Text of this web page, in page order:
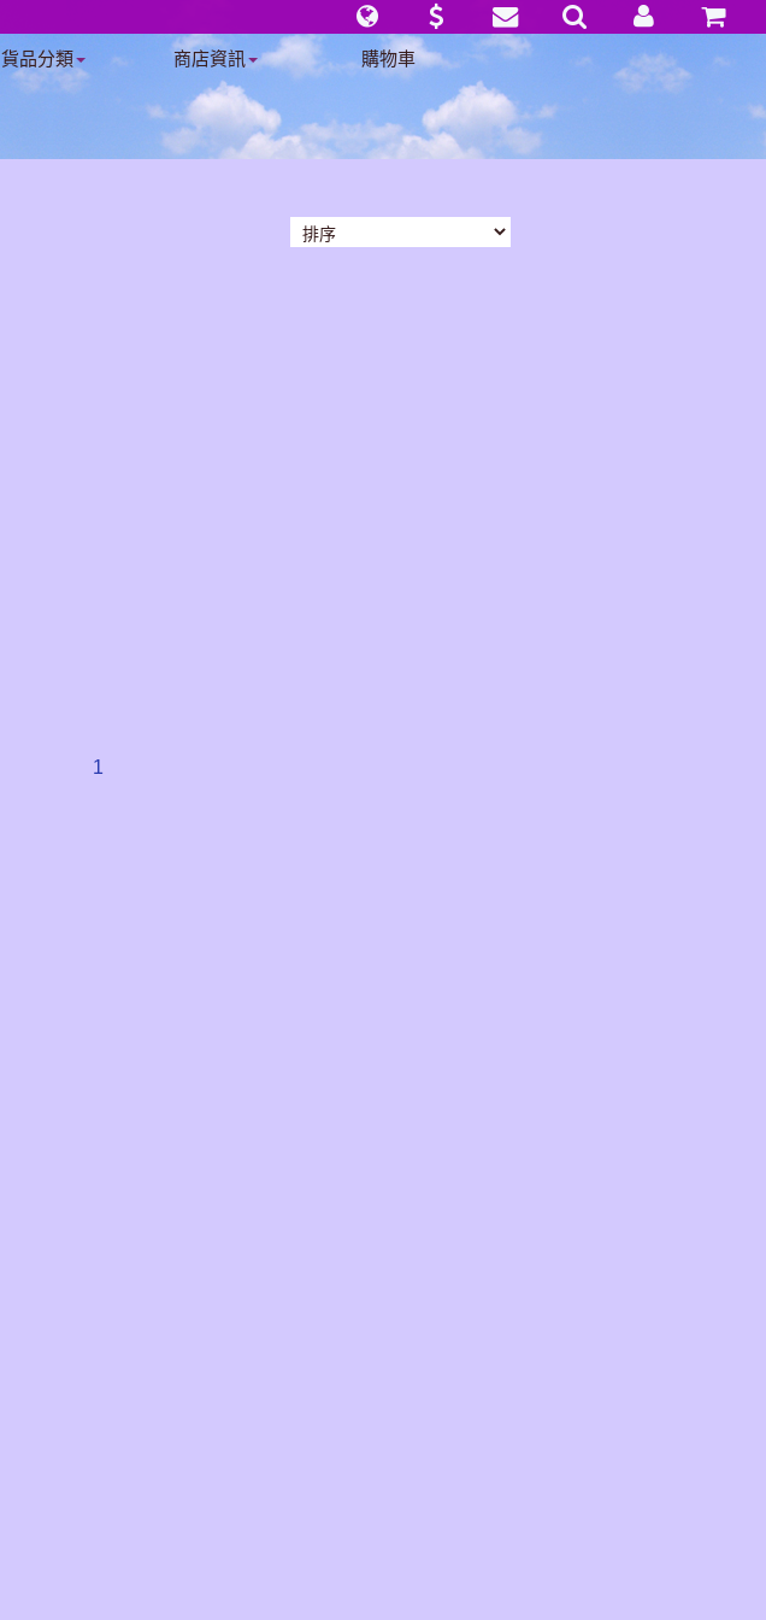
貨品分類 商店資訊 購物車
1